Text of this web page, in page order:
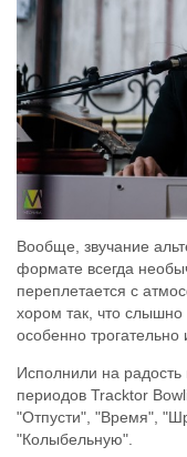
Вообще, звучание
формате всегда
переплетается с
хором так, что слышно
особенно трогательно
Исполнили на
периодов Tracktor
"Отпусти", "Время",
"Колыбельную".